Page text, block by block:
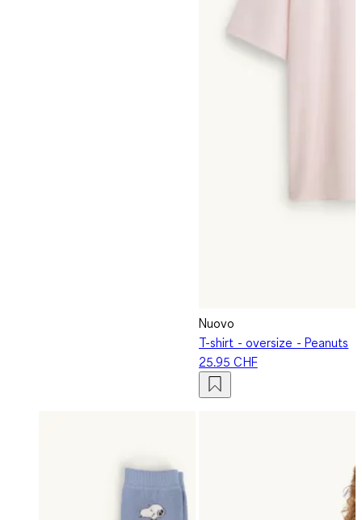
Nuovo
T-shirt - oversize - Peanuts
25.95 CHF